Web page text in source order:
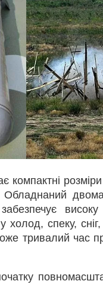
розміри
Обладнаний
високу
холод, спеку,
тривалий час